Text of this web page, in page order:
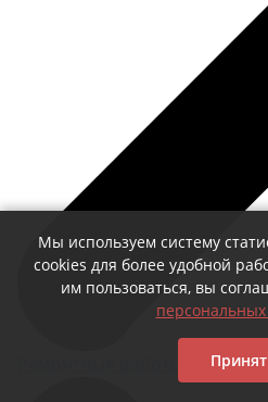
27360 за шт.
ВxШxГ:
Вес:
500 за шт.
Мы используем систему
cookies для более удобной
им пользоваться, вы